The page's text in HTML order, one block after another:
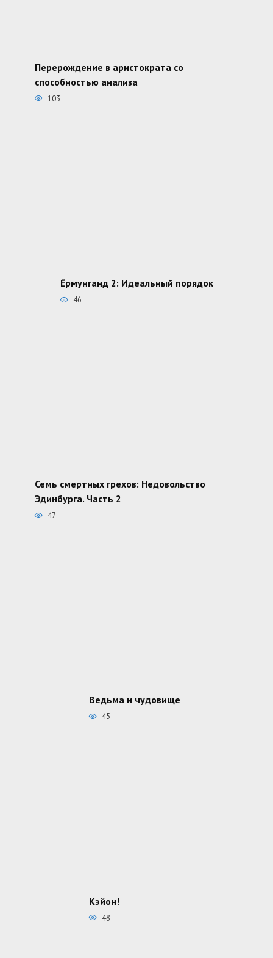
Перерождение в аристократа со
способностью анализа
103
Ёрмунганд 2: Идеальный порядок
46
Семь смертных грехов: Недовольство
Эдинбурга. Часть 2
47
Ведьма и чудовище
45
Кэйон!
48